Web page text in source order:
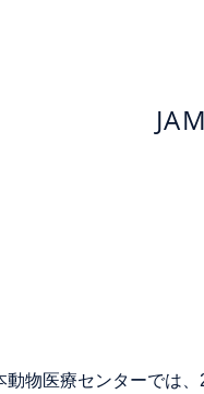
物医療センターでは